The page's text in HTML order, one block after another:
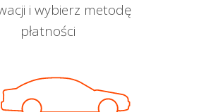
i wybierz metodę
płatności